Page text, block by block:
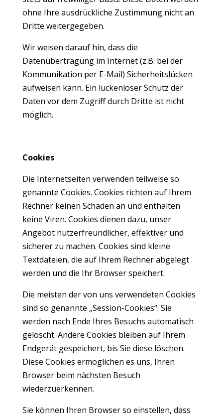
ohne Ihre ausdrückliche Zustimmung nicht an
Dritte weitergegeben.
Wir weisen darauf hin, dass die
Datenübertragung im Internet (z.B. bei der
Kommunikation per E-Mail) Sicherheitslücken
aufweisen kann. Ein lückenloser Schutz der
Daten vor dem Zugriff durch Dritte ist nicht
möglich.
Cookies
Die Internetseiten verwenden teilweise so
genannte Cookies. Cookies richten auf Ihrem
Rechner keinen Schaden an und enthalten
keine Viren. Cookies dienen dazu, unser
Angebot nutzerfreundlicher, effektiver und
sicherer zu machen. Cookies sind kleine
Textdateien, die auf Ihrem Rechner abgelegt
werden und die Ihr Browser speichert.
Die meisten der von uns verwendeten Cookies
sind so genannte „Session-Cookies“. Sie
werden nach Ende Ihres Besuchs automatisch
gelöscht. Andere Cookies bleiben auf Ihrem
Endgerät gespeichert, bis Sie diese löschen.
Diese Cookies ermöglichen es uns, Ihren
Browser beim nächsten Besuch
wiederzuerkennen.
Sie können Ihren Browser so einstellen, dass